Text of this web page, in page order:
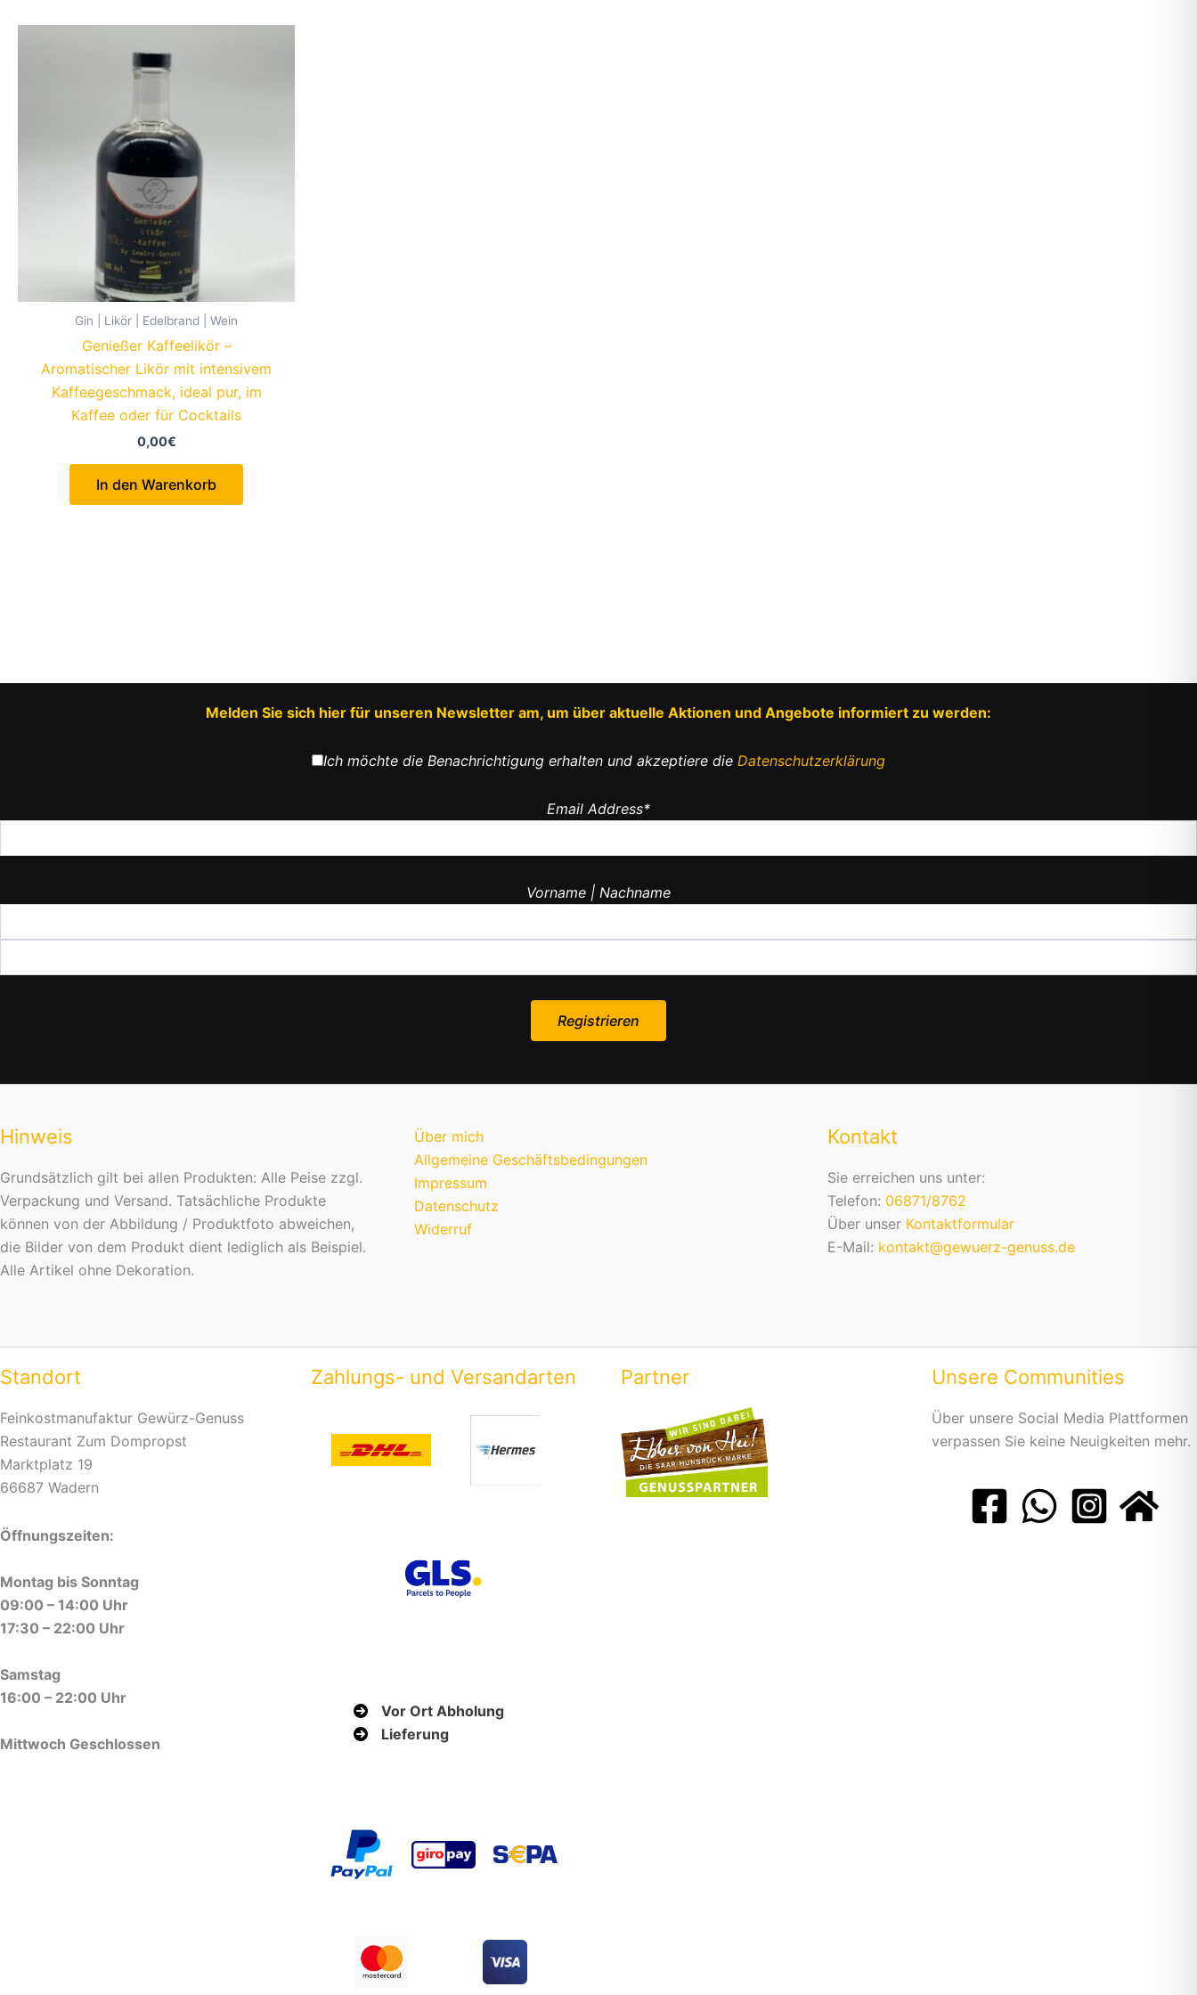
Gin | Likör | Edelbrand | Wein
Genießer Kaffeelikör –
Aromatischer Likör mit intensivem
Kaffeegeschmack, ideal pur, im
Kaffee oder für Cocktails
0,00€
In den Warenkorb
Melden Sie sich hier für unseren Newsletter am, um über aktuelle Aktionen und Angebote informiert zu werden:
Ich möchte die Benachrichtigung erhalten und akzeptiere die Datenschutzerklärung
Email Address*
Vorname | Nachname
Hinweis
Grundsätzlich gilt bei allen Produkten: Alle Peise zzgl.
Verpackung und Versand. Tatsächliche Produkte
können von der Abbildung / Produktfoto abweichen,
die Bilder von dem Produkt dient lediglich als Beispiel.
Alle Artikel ohne Dekoration.
Über mich
Allgemeine Geschäftsbedingungen
Impressum
Datenschutz
Widerruf
Kontakt
Sie erreichen uns unter:
Telefon: 06871/8762
Über unser Kontaktformular
E-Mail: kontakt@gewuerz-genuss.de
Standort
Feinkostmanufaktur Gewürz-Genuss
Restaurant Zum Dompropst
Marktplatz 19
66687 Wadern
Öffnungszeiten:
Montag bis Sonntag
09:00 – 14:00 Uhr
17:30 – 22:00 Uhr
Samstag
16:00 – 22:00 Uhr
Mittwoch Geschlossen
Zahlungs- und Versandarten
Vor Ort Abholung
Lieferung
Partner Unsere Communities
Über unsere Social Media Plattformen
verpassen Sie keine Neuigkeiten mehr.